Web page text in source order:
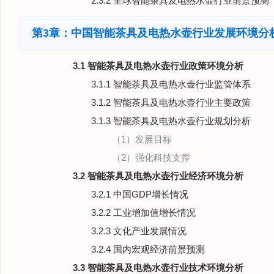
第3章：中国智能茶具及电热水壶行业发展环境分
3.1 智能茶具及电热水壶行业政策环境分析
3.1.1 智能茶具及电热水壶行业监管体系
3.1.2 智能茶具及电热水壶行业主要政策
3.1.3 智能茶具及电热水壶行业规划分析
（1）发展目标
（2）强化科技支撑
3.2 智能茶具及电热水壶行业经济环境分析
3.2.1 中国GDP增长情况
3.2.2 工业增加值增长情况
3.2.3 文化产业发展情况
3.2.4 国内宏观经济前景预测
3.3 智能茶具及电热水壶行业技术环境分析